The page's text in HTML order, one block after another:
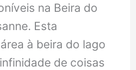
na Beira do
Esta
à beira do lago
de coisas